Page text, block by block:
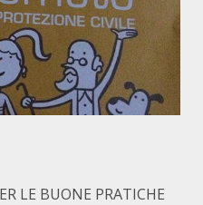
LE BUONE PRATICHE